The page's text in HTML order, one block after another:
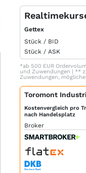
Gettex
Stück / BID
Stück / ASK
*ab 500 EUR
und Zuwendungen | **
Zuwendungen,
Toromont
Kostenvergleich pro
nach Handelsplatz
Broker